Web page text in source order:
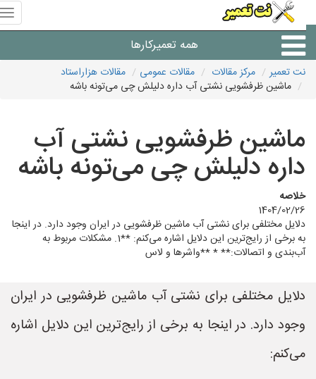
همه تعمیرکارها
شرکت های تعمیرات لوازم
نت تعمیر مرکز مقالات مقالات عمومی
مقالات هزاراستاد
ماشین ظرفشویی نشتی آب داره دلیلش چی می‌تونه باشه
ماشین ظرفشویی نشتی آب
داره دلیلش چی می‌تونه باشه
خلاصه
1404/02/26
دلایل مختلفی برای نشتی آب ماشین ظرفشویی در ایران وجود دارد. در اینجا
به برخی از رایج‌ترین این دلایل اشاره می‌کنم: **1. مشکلات مربوط به
آب‌بندی و اتصالات:** * **واشرها و لاس
دلایل مختلفی برای نشتی آب ماشین ظرفشویی در ایران
وجود دارد. در اینجا به برخی از رایج‌ترین این دلایل اشاره
می‌کنم: